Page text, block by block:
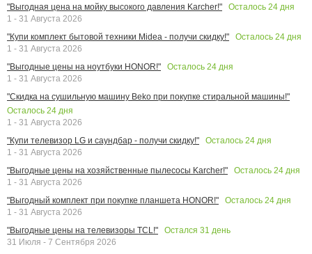
"Выгодная цена на мойку высокого давления Karcher!"
Осталось 24 дня
1 - 31 Августа 2026
"Купи комплект бытовой техники Midea - получи скидку!"
Осталось 24 дня
1 - 31 Августа 2026
"Выгодные цены на ноутбуки HONOR!"
Осталось 24 дня
1 - 31 Августа 2026
"Скидка на сушильную машину Beko при покупке стиральной машины!"
Осталось 24 дня
1 - 31 Августа 2026
"Купи телевизор LG и саундбар - получи скидку!"
Осталось 24 дня
1 - 31 Августа 2026
"Выгодные цены на хозяйственные пылесосы Karcher!"
Осталось 24 дня
1 - 31 Августа 2026
"Выгодный комплект при покупке планшета HONOR!"
Осталось 24 дня
1 - 31 Августа 2026
"Выгодные цены на телевизоры TCL!"
Остался 31 день
31 Июля - 7 Сентября 2026